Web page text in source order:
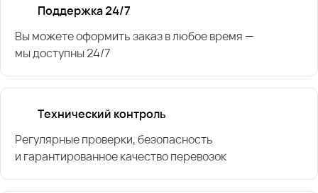
Поддержка 24/7
Вы можете оформить заказ в любое время —
мы доступны 24/7
Технический контроль
Регулярные проверки, безопасность
и гарантированное качество перевозок